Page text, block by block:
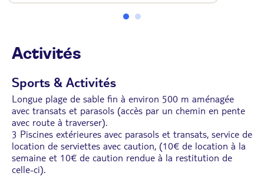
Activités
Sports & Activités
Longue plage de sable fin à environ 500 m aménagée
avec transats et parasols (accès par un chemin en pente
avec route à traverser).
3 Piscines extérieures avec parasols et transats, service de
location de serviettes avec caution, (10€ de location à la
semaine et 10€ de caution rendue à la restitution de
celle-ci).